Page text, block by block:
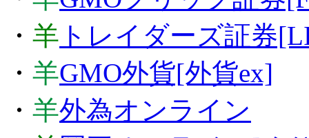
・ 羊 トレイダーズ証券
・ 羊GMO外貨[外貨ex]
・ 羊外為オンライン